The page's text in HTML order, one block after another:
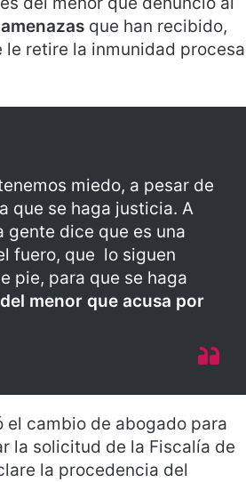
amenazas que han recibido,
retire la inmunidad
miedo, a pesar de
que se haga justicia. A
gente dice que es una
fuero, que lo siguen
pie, para que se haga
menor que acusa por
cambio de abogado para
la solicitud de la Fiscalía de
la procedencia del